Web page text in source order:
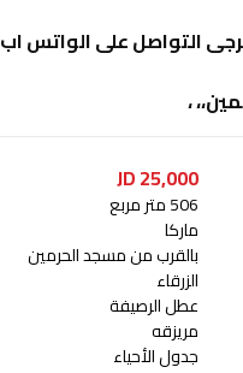
التواصل على الواتس اب
،
25,000 JD
506 متر مربع
ماركا
بالقرب من مسجد الحرمين
الزرقاء
عطل الرصيفة
مريزقه
جدول الأحياء